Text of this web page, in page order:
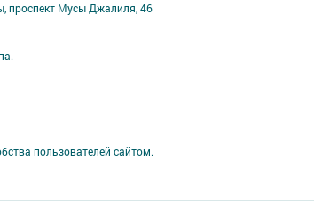
проспект Мусы Джалиля, 46
пользователей сайтом.